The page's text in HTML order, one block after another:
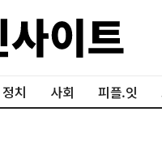
정치 사회 피플.잇